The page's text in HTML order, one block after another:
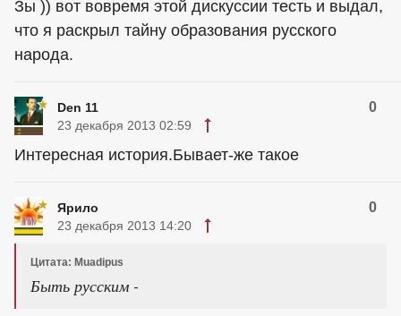
Зы )) вот вовремя этой дискуссии тесть и выдал,
что я раскрыл тайну образования русского
народа.
Den 11 0
23 декабря 2013 02:59
Интересная история.Бывает-же такое
Ярило 0
23 декабря 2013 14:20
Цитата: Muadipus
Быть русским -